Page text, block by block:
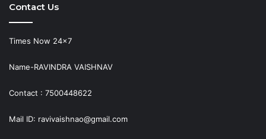
Contact Us
Times Now 24×7
Name-RAVINDRA VAISHNAV
Contact : 7500448622
Mail ID: ravivaishnao@gmail.com